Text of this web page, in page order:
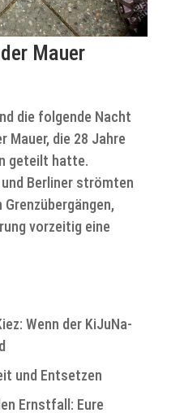
Mauer
die folgende Nacht
Mauer, die 28 Jahre
geteilt hatte.
Berliner strömten
vorzeitig eine
Wenn der KiJuNa-
und Entsetzen
Ernstfall: Eure